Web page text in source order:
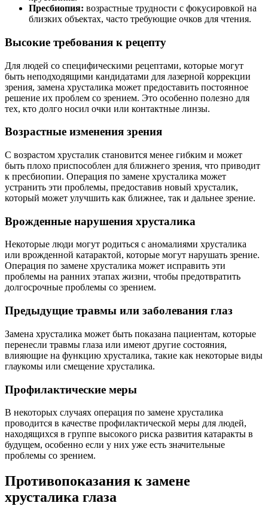
Пресбиопия: возрастные трудности с фокусировкой на
близких объектах, часто требующие очков для чтения.
Высокие требования к рецепту
Для людей со специфическими рецептами, которые могут
быть неподходящими кандидатами для лазерной коррекции
зрения, замена хрусталика может предоставить постоянное
решение их проблем со зрением. Это особенно полезно для
тех, кто долго носил очки или контактные линзы.
Возрастные изменения зрения
С возрастом хрусталик становится менее гибким и может
быть плохо приспособлен для ближнего зрения, что приводит
к пресбиопии. Операция по замене хрусталика может
устранить эти проблемы, предоставив новый хрусталик,
который может улучшить как ближнее, так и дальнее зрение.
Врожденные нарушения хрусталика
Некоторые люди могут родиться с аномалиями хрусталика
или врожденной катарактой, которые могут нарушать зрение.
Операция по замене хрусталика может исправить эти
проблемы на ранних этапах жизни, чтобы предотвратить
долгосрочные проблемы со зрением.
Предыдущие травмы или заболевания глаз
Замена хрусталика может быть показана пациентам, которые
перенесли травмы глаза или имеют другие состояния,
влияющие на функцию хрусталика, такие как некоторые виды
глаукомы или смещение хрусталика.
Профилактические меры
В некоторых случаях операция по замене хрусталика
проводится в качестве профилактической меры для людей,
находящихся в группе высокого риска развития катаракты в
будущем, особенно если у них уже есть значительные
проблемы со зрением.
Противопоказания к замене
хрусталика глаза